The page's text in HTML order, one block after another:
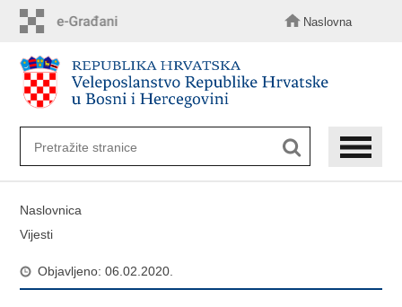
sadržaj
Naslovna
Naslovnica
Vijesti
Objavljeno: 06.02.2020.